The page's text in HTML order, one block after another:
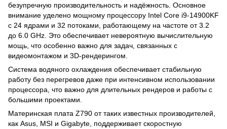
безупречную производительность и надёжность. Основное
внимание уделено мощному процессору Intel Core i9-14900KF
с 24 ядрами и 32 потоками, работающему на частоте от 3.2
до 6.0 GHz. Это обеспечивает невероятную вычислительную
мощь, что особенно важно для задач, связанных с
видеомонтажом и 3D-рендерингом.
Система водяного охлаждения обеспечивает стабильную
работу без перегревов даже при интенсивном использовании
процессора, что важно для длительных рендеров и работы с
большими проектами.
Материнская плата Z790 от таких известных производителей,
как Asus, MSI и Gigabyte, поддерживает скоростную